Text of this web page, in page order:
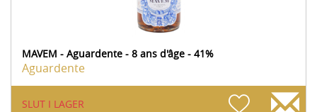
MAVEM - Aguardente - 8 ans d'âge - 41%
Aguardente
SLUT I LAGER